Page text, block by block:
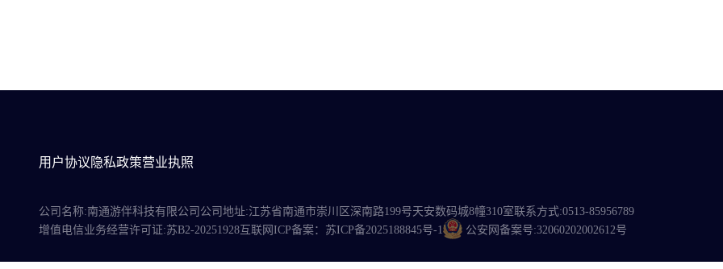
用户协议 隐私政策营业执照
公司名称:南通游伴科技有限公司 公司地址:江苏省南通市崇川区深南路199号天安数码城8幢310室联系方式:0513-85956789
增值电信业务经营许可证:苏B2-20251928互联网ICP备案：苏ICP备2025188845号-1 公安网备案号:32060202002612号